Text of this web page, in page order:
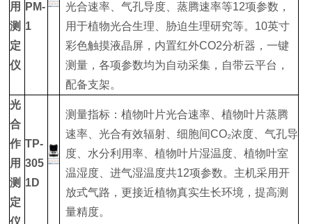
用
测
定
仪
PM-
1
光合速率、气孔导度、蒸腾速率等12项参数，
用于植物光合生理、胁迫生理研究等。10英寸
彩色触摸液晶屏，内置红外CO2分析器，一键
测量，各项参数均为自动采集，自带云平台，
配备支架。
光
合
作
用
测
定
仪
TP-
305
1D
测量指标：植物叶片光合速率、植物叶片蒸腾
速率、光合有效辐射、细胞间CO₂浓度、气孔导
度、水分利用率、植物叶片湿温度、植物叶室
温湿度、进气湿温度共12项参数。主机采用开
放式气路，更接近植物真实生长环境，提高测
量精度。